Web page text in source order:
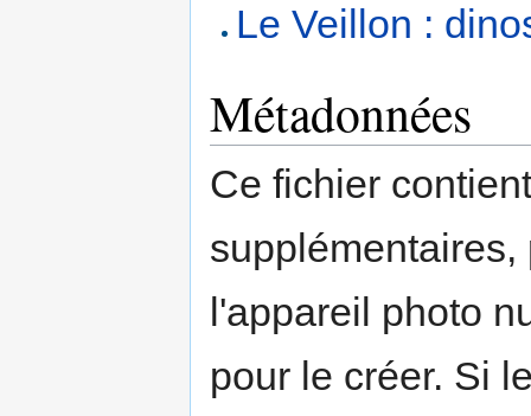
Le Veillon :
Métadonnées
Ce fichier
l'appareil photo
pour le créer. Si